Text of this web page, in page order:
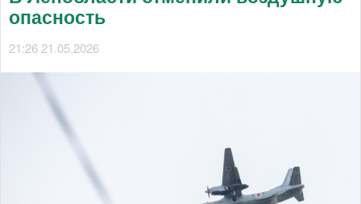
опасность
21:26 21.05.2026